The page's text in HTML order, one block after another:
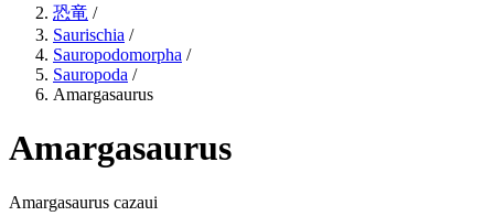
恐竜 /
Saurischia /
Sauropodomorpha /
Sauropoda /
Amargasaurus
Amargasaurus
Amargasaurus cazaui